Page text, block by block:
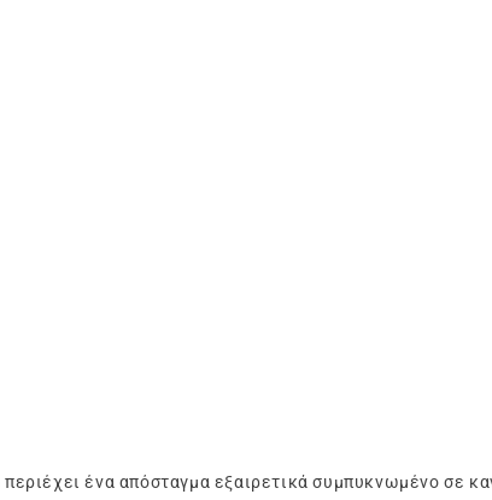
περιέχει ένα απόσταγμα εξαιρετικά συμπυκνωμένο σε